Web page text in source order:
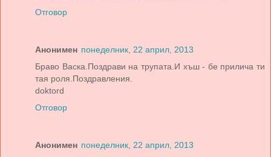
Отговор
Анонимен понеделник, 22 април, 2013
Браво Васка.Поздрави на трупата.И хъш - бе прилича ти
тая роля.Поздравления.
doktord
Отговор
Анонимен понеделник, 22 април, 2013